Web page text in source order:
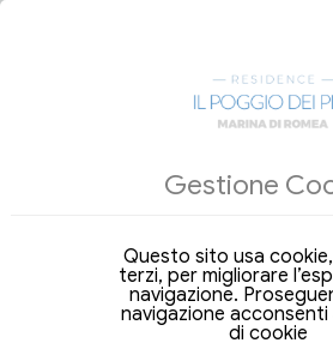
Partenza
07
Gestione
Questo sito usa
terzi, per migliorare
navigazione.
navigazione acconsenti
di cookie